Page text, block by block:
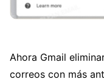
Ahora Gmail
correos con más